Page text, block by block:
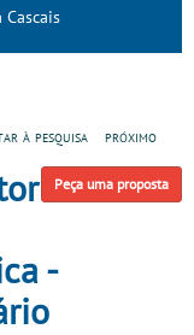
Cascais
à pesquisa próximo
Peça uma proposta
-